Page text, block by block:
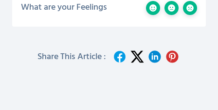
What are your Feelings
Share This Article :